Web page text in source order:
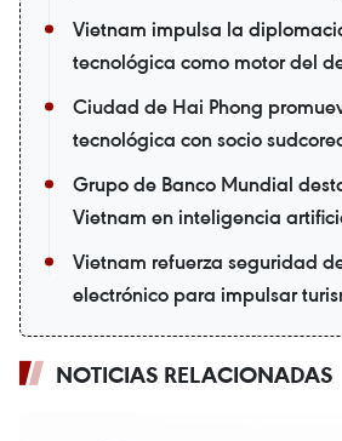
Vietnam impulsa la
tecnológica como motor del
Ciudad de Hai Phong
tecnológica con socio
Grupo de Banco Mundial
Vietnam en inteligencia
Vietnam refuerza seguridad
electrónico para impulsar
NOTICIAS RELACIONADAS